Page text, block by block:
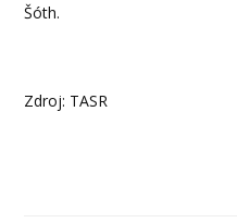
Šóth.
Zdroj: TASR